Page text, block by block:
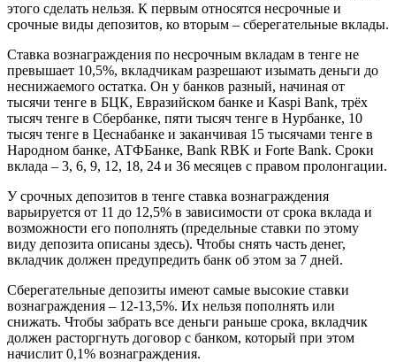
этого сделать нельзя. К первым относятся несрочные и
срочные виды депозитов, ко вторым – сберегательные вклады.
Ставка вознаграждения по несрочным вкладам в тенге не
превышает 10,5%, вкладчикам разрешают изымать деньги до
неснижаемого остатка. Он у банков разный, начиная от
тысячи тенге в БЦК, Евразийском банке и Kaspi Bank, трёх
тысяч тенге в Сбербанке, пяти тысяч тенге в Нурбанке, 10
тысяч тенге в Цеснабанке и заканчивая 15 тысячами тенге в
Народном банке, АТФБанке, Bank RBK и Forte Bank. Сроки
вклада – 3, 6, 9, 12, 18, 24 и 36 месяцев с правом пролонгации.
У срочных депозитов в тенге ставка вознаграждения
варьируется от 11 до 12,5% в зависимости от срока вклада и
возможности его пополнять (предельные ставки по этому
виду депозита описаны здесь). Чтобы снять часть денег,
вкладчик должен предупредить банк об этом за 7 дней.
Сберегательные депозиты имеют самые высокие ставки
вознаграждения – 12-13,5%. Их нельзя пополнять или
снижать. Чтобы забрать все деньги раньше срока, вкладчик
должен расторгнуть договор с банком, который при этом
начислит 0,1% вознаграждения.